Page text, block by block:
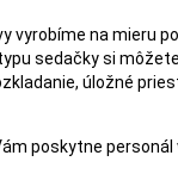
vyrobíme na mieru
sedačky si
úložné
poskytne personál